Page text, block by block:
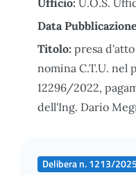
Data
Titolo: presa
nomina C.T.U. nel
12296/2022,
dell'Ing. Dario
Delibera n. 1213/2025